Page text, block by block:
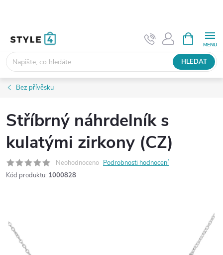
HLEDAT
NÁKUPNÍ
KOŠÍK
Bez přívěsku
Stříbrný náhrdelník s
kulatými zirkony (CZ)
Neohodnoceno Podrobnosti hodnocení
Kód produktu: 1000828